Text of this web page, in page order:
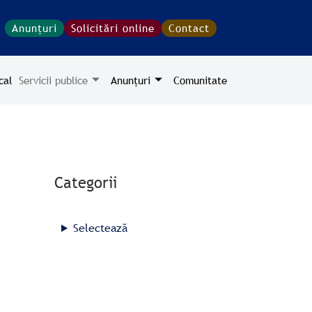
Anunțuri Solicitări online Contact
Servicii publice Anunțuri Comunitate
Categorii
Selectează
e
c